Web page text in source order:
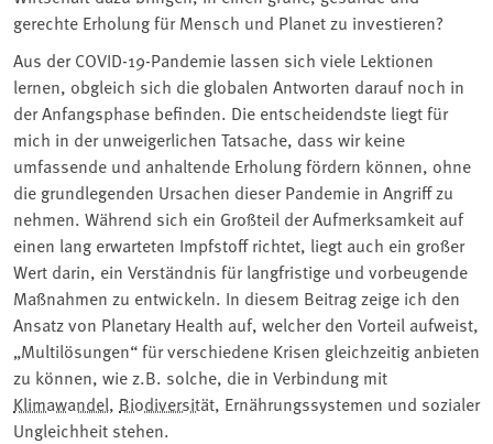
gerechte Erholung für Mensch und Planet zu investieren?
Aus der COVID-19-Pandemie lassen sich viele Lektionen
lernen, obgleich sich die globalen Antworten darauf noch in
der Anfangsphase befinden. Die entscheidendste liegt für
mich in der unweigerlichen Tatsache, dass wir keine
umfassende und anhaltende Erholung fördern können, ohne
die grundlegenden Ursachen dieser Pandemie in Angriff zu
nehmen. Während sich ein Großteil der Aufmerksamkeit auf
einen lang erwarteten Impfstoff richtet, liegt auch ein großer
Wert darin, ein Verständnis für langfristige und vorbeugende
Maßnahmen zu entwickeln. In diesem Beitrag zeige ich den
Ansatz von Planetary Health auf, welcher den Vorteil aufweist,
„Multilösungen“ für verschiedene Krisen gleichzeitig anbieten
zu können, wie z.B. solche, die in Verbindung mit
Klimawandel, Biodiversität, Ernährungssystemen und sozialer
Ungleichheit stehen.